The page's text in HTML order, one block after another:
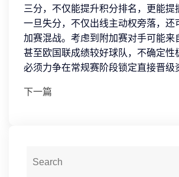
三分，不仅能提升积分排名，更能提
一旦失分，不仅出线主动权旁落，还
加赛混战。考虑到附加赛对手可能来
甚至欧国联成绩较好球队，不确定性
必须力争在常规赛阶段锁定直接晋级
下一篇